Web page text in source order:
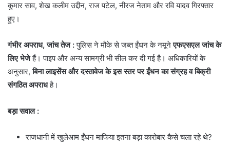
कुमार साव, शेख कलीम उद्दीन, राज पटेल, नीरज नेताम और रवि यादव गिरफ्तार
हुए।
गंभीर अपराध, जांच तेज :पुलिस ने मौके से जब्त ईंधन के नमूनेएफएसएल जांच के
लिए भेजेहैं। पाइप और अन्य सामग्री भी सील कर दी गई है। अधिकारियों के
अनुसार,बिना लाइसेंस और दस्तावेज के इस स्तर पर ईंधन का संग्रह व बिक्री
संगठित अपराधहै।
बड़ा सवाल :
राजधानी में खुलेआम ईंधन माफिया इतना बड़ा कारोबार कैसे चला रहे थे?